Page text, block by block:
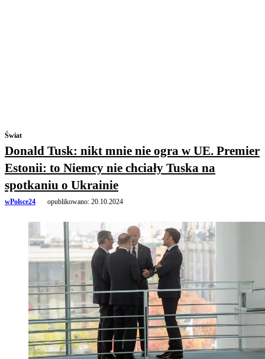
Świat
Donald Tusk: nikt mnie nie ogra w UE. Premier
Estonii: to Niemcy nie chciały Tuska na
spotkaniu o Ukrainie
wPolsce24 opublikowano: 20.10.2024